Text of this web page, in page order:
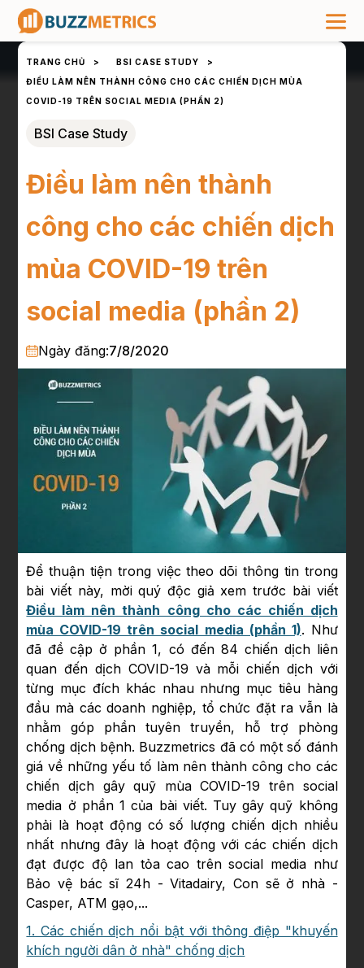
TRANG CHỦ > BSI CASE STUDY
>
ĐIỀU LÀM NÊN THÀNH CÔNG CHO CÁC CHIẾN DỊCH MÙA
COVID-19 TRÊN SOCIAL MEDIA (PHẦN 2)
BSI Case Study
Điều làm nên thành
công cho các chiến dịch
mùa COVID-19 trên
social media (phần 2)
Ngày đăng:7/8/2020
Để thuận tiện trong việc theo dõi thông tin trong
bài viết này, mời quý độc giả xem trước bài viết
Điều làm nên thành công cho các chiến dịch
mùa COVID-19 trên social media (phần 1). Như
đã đề cập ở phần 1, có đến 84 chiến dịch liên
quan đến dịch COVID-19 và mỗi chiến dịch với
từng mục đích khác nhau nhưng mục tiêu hàng
đầu mà các doanh nghiệp, tổ chức đặt ra vẫn là
nhằm góp phần tuyên truyền, hỗ trợ phòng
chống dịch bệnh. Buzzmetrics đã có một số đánh
giá về những yếu tố làm nên thành công cho các
chiến dịch gây quỹ mùa COVID-19 trên social
media ở phần 1 của bài viết. Tuy gây quỹ không
phải là hoạt động có số lượng chiến dịch nhiều
nhất nhưng đây là hoạt động với các chiến dịch
đạt được độ lan tỏa cao trên social media như
Bảo vệ bác sĩ 24h - Vitadairy, Con sẽ ở nhà -
Casper, ATM gạo,...
1. Các chiến dịch nổi bật với thông điệp "khuyến
khích người dân ở nhà" chống dịch